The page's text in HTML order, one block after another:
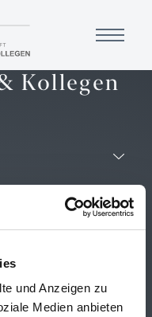
und Anzeigen zu
Medien anbieten
Kollegen